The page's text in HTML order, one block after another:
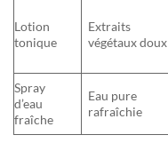
Lotion
tonique
Extraits
végétaux doux
Spray
d’eau
fraîche
Eau pure
rafraîchie